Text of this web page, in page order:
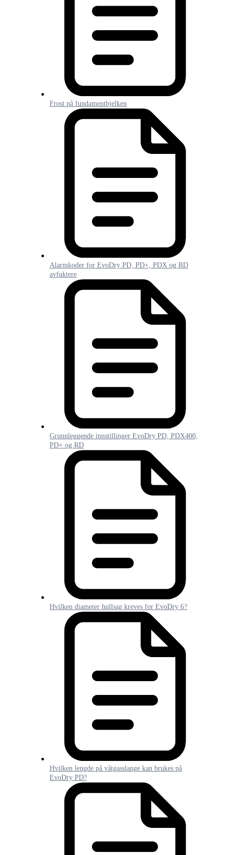
Frost på fundamentbjelken
Alarmkoder for EvoDry PD, PD+, PDX og RD
avfuktere
Grunnleggende innstillinger EvoDry PD, PDX400,
PD+ og RD
Hvilken diameter hullsag kreves for EvoDry 6?
Hvilken lengde på våtgasslange kan brukes på
EvoDry PD?